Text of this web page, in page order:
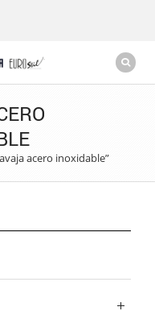
acero inoxidable”